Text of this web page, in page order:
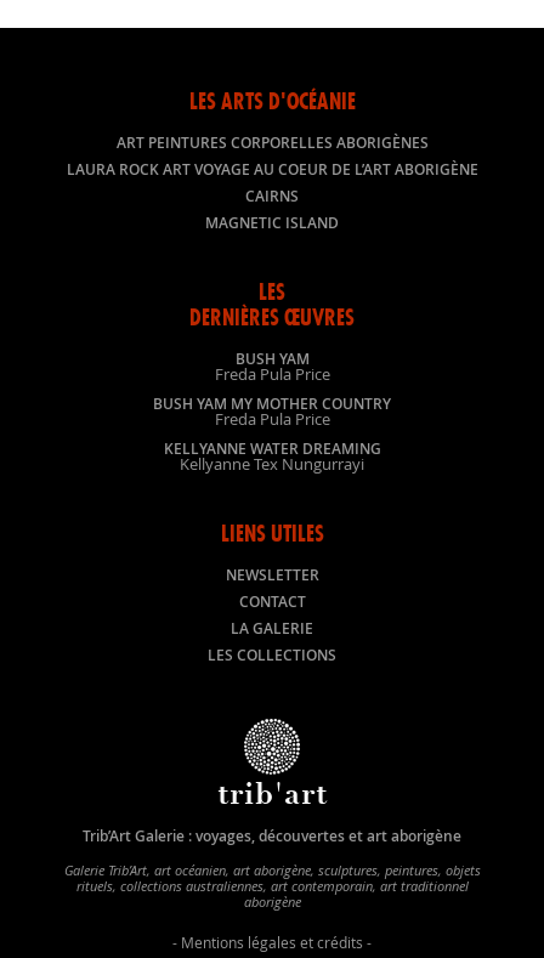
LES ARTS D'OCÉANIE
ART PEINTURES CORPORELLES ABORIGÈNES
LAURA ROCK ART VOYAGE AU COEUR DE L’ART ABORIGÈNE
CAIRNS
MAGNETIC ISLAND
LES
DERNIÈRES ŒUVRES
BUSH YAM
Freda Pula Price
BUSH YAM MY MOTHER COUNTRY
Freda Pula Price
KELLYANNE WATER DREAMING
Kellyanne Tex Nungurrayi
LIENS UTILES
NEWSLETTER
CONTACT
LA GALERIE
LES COLLECTIONS
trib'art
Trib’Art Galerie : voyages, découvertes et art aborigène
Galerie Trib’Art, art océanien, art aborigène, sculptures, peintures, objets
rituels, collections australiennes, art contemporain, art traditionnel
aborigène
- Mentions légales et crédits -